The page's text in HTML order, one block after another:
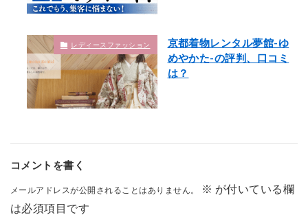
レディースファッション
京都着物レンタル夢館-ゆ
めやかた-の評判、口コミ
は？
コメントを書く
メールアドレスが公開されることはありません。 ※ が付いている欄
は必須項目です